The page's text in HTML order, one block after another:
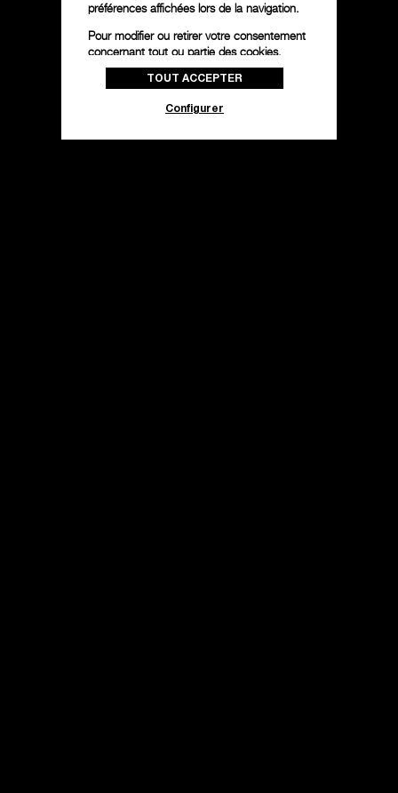
préférences affichées lors de la navigation.
Pour modifier ou retirer votre consentement
concernant tout ou partie des cookies,
cliquez sur « Configurer » ou consultez notre
politique des cookiespour obtenir plus
donnez votre consentement pour l’utilisation
TOUT ACCEPTER
Configurer